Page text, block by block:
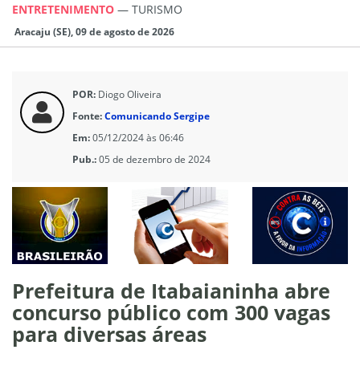
ENTRETENIMENTO — TURISMO
Aracaju (SE), 09 de agosto de 2026
POR: Diogo Oliveira
Fonte:Comunicando Sergipe
Em:05/12/2024 às 06:46
Pub.:05 de dezembro de 2024
Prefeitura de Itabaianinha abre
concurso público com 300 vagas
para diversas áreas